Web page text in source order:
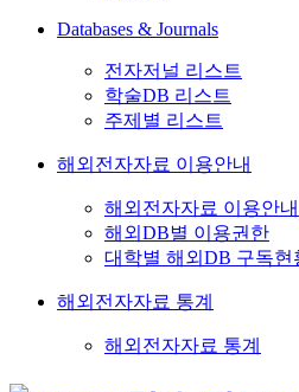
Databases & Journals
전자저널 리스트
학술DB 리스트
주제별 리스트
해외전자자료 이용안내
해외전자자료 이용안내
해외DB별 이용권한
대학별 해외DB 구독현
해외전자자료 통계
해외전자자료 통계